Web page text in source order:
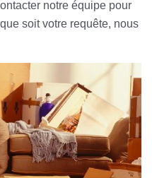
notre équipe pour
soit votre requête, nous